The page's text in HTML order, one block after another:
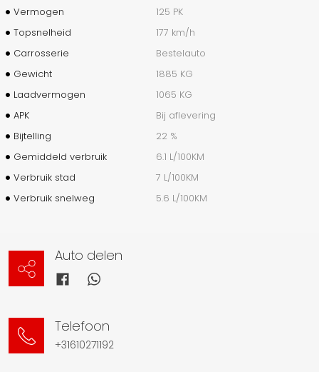
Vermogen
125 PK
Topsnelheid
177 km/h
Carrosserie
Bestelauto
Gewicht
1885 KG
Laadvermogen
1065 KG
APK
Bij aflevering
Bijtelling
22 %
Gemiddeld verbruik
6.1 L/100KM
Verbruik stad
7 L/100KM
Verbruik snelweg
5.6 L/100KM
Auto delen
Telefoon
+31610271192